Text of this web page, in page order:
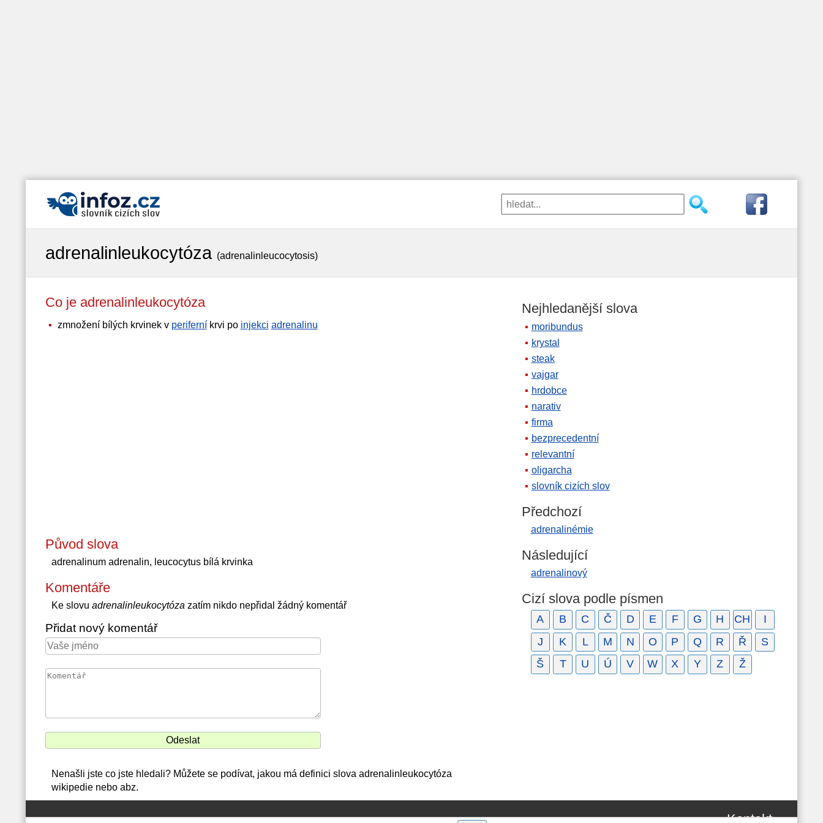
adrenalinleukocytóza (adrenalinleucocytosis)
Co je adrenalinleukocytóza
zmnožení bílých krvinek v periferníkrvi po injekci adrenalinu
Původ slova
adrenalinum adrenalin, leucocytus bílá krvinka
Komentáře
Ke slovu adrenalinleukocytóza zatím nikdo nepřidal žádný komentář
Přidat nový komentář
Nenašli jste co jste hledali? Můžete se podívat, jakou má definici slova adrenalinleukocytóza
wikipedie nebo abz.
Nejhledanější slova
moribundus
krystal
steak
vajgar
hrdobce
narativ
firma
bezprecedentní
relevantní
oligarcha
slovník cizích slov
Předchozí
adrenalinémie
Následující
adrenalinový
Cizí slova podle písmen
A B C Č D E F G H CH
I
J
K L M N O P Q R Ř
S
Š
T U Ú V W X Y Z Ž
Kontakt